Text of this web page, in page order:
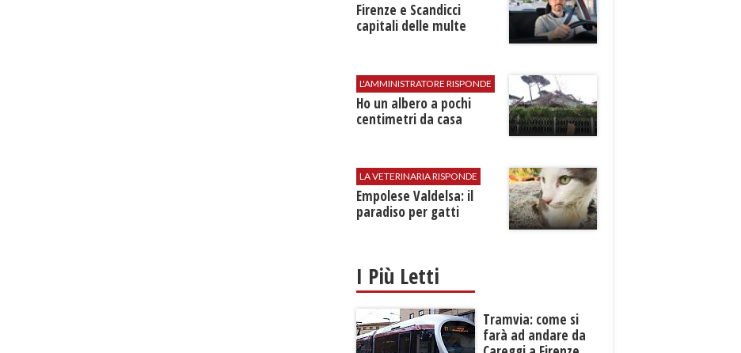
Firenze e Scandicci
capitali delle multe
L'AMMINISTRATORE RISPONDE
Ho un albero a pochi
centimetri da casa
LA VETERINARIA RISPONDE
Empolese Valdelsa: il
paradiso per gatti
I Più Letti
Tramvia: come si
farà ad andare da